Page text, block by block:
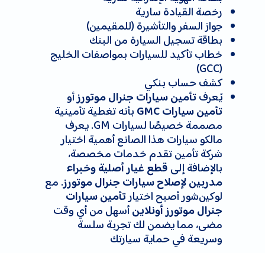
رخصة القيادة سارية
جواز السفر والتأشيرة (للمقيمين)
بطاقة تسجيل السيارة من البنك
خطاب تأكيد للسيارات بمواصفات الخليج
(GCC)
كشف حساب بنكي
يُعرفتأمين سيارات جنرال موتورزأو
تأمين سيارات GMC بأنه تغطية تأمينية
مصممة خصيصًا لسيارات GM. يعرف
مالكو سيارات هذا الصانع أهمية اختيار
شركة تأمين تقدم خدمات مخصصة،
بالإضافة إلىقطع غيار أصلية وخبراء
مدربين لإصلاح سيارات جنرال موتورز. مع
لوکین‌شور أصبح اختيارتأمين سيارات
جنرال موتورز أونلاينأسهل من أي وقت
مضى، مما يضمن لك تجربة سلسة
وسريعة في حماية سيارتك